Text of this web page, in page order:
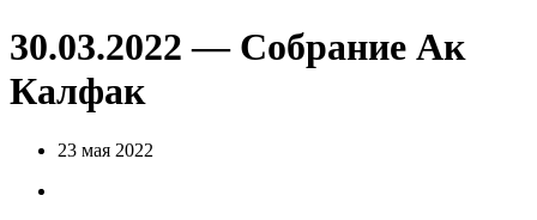
30.03.2022 — Собрание Ак
Калфак
23 мая 2022